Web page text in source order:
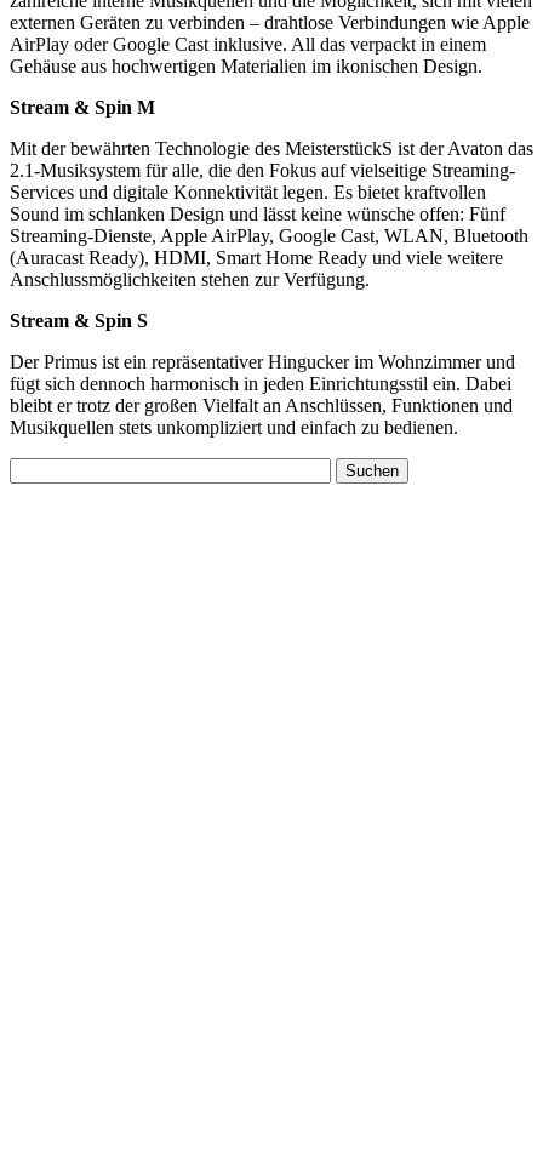
externen Geräten zu verbinden – drahtlose Verbindungen wie Apple
AirPlay oder Google Cast inklusive. All das verpackt in einem
Gehäuse aus hochwertigen Materialien im ikonischen Design.
Stream & Spin M
Mit der bewährten Technologie des MeisterstückS ist der Avaton das
2.1-Musiksystem für alle, die den Fokus auf vielseitige Streaming-
Services und digitale Konnektivität legen. Es bietet kraftvollen
Sound im schlanken Design und lässt keine wünsche offen: Fünf
Streaming-Dienste, Apple AirPlay, Google Cast, WLAN, Bluetooth
(Auracast Ready), HDMI, Smart Home Ready und viele weitere
Anschlussmöglichkeiten stehen zur Verfügung.
Stream & Spin S
Der Primus ist ein repräsentativer Hingucker im Wohnzimmer und
fügt sich dennoch harmonisch in jeden Einrichtungsstil ein. Dabei
bleibt er trotz der großen Vielfalt an Anschlüssen, Funktionen und
Musikquellen stets unkompliziert und einfach zu bedienen.